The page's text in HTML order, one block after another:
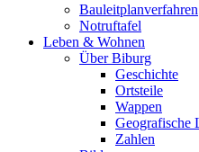
Bauleitplanverfahren
Notruftafel
Leben & Wohnen
Über Biburg
Geschichte
Ortsteile
Wappen
Geografische
Zahlen